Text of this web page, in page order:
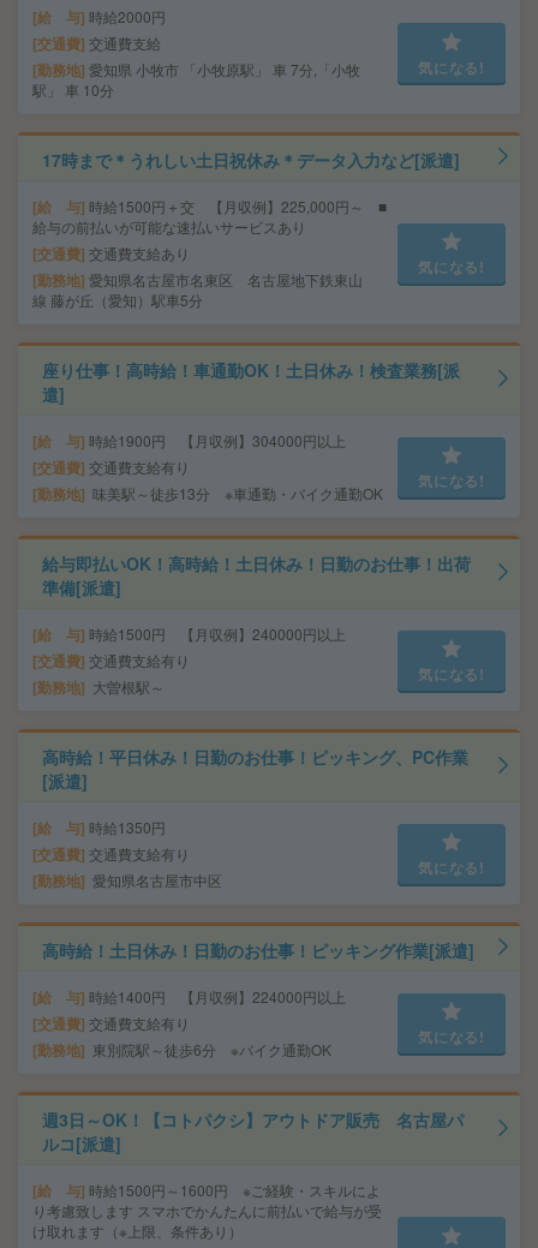
給 与 時給2000円
交通費 交通費支給
勤務地 愛知県 小牧市 「小牧原駅」 車 7分,「小牧
駅」 車 10分
気になる!
17時まで＊うれしい土日祝休み＊データ入力など[派遣]
給 与 時給1500円＋交 【月収例】225,000円～ ■
給与の前払いが可能な速払いサービスあり
交通費 交通費支給あり
勤務地 愛知県名古屋市名東区 名古屋地下鉄東山
線 藤が丘（愛知）駅車5分
気になる!
座り仕事！高時給！車通勤OK！土日休み！検査業務[派
遣]
給 与 時給1900円 【月収例】304000円以上
交通費 交通費支給有り
勤務地 味美駅～徒歩13分 ※車通勤・バイク通勤OK
気になる!
給与即払いOK！高時給！土日休み！日勤のお仕事！出荷
準備[派遣]
給 与 時給1500円 【月収例】240000円以上
交通費 交通費支給有り
勤務地 大曽根駅～
気になる!
高時給！平日休み！日勤のお仕事！ピッキング、PC作業
[派遣]
給 与 時給1350円
交通費 交通費支給有り
勤務地 愛知県名古屋市中区
気になる!
高時給！土日休み！日勤のお仕事！ピッキング作業[派遣]
給 与 時給1400円 【月収例】224000円以上
交通費 交通費支給有り
勤務地 東別院駅～徒歩6分 ※バイク通勤OK
気になる!
週3日～OK！【コトパクシ】アウトドア販売 名古屋パ
ルコ[派遣]
給 与 時給1500円～1600円 ※ご経験・スキルによ
り考慮致します スマホでかんたんに前払いで給与が受
け取れます（※上限、条件あり）